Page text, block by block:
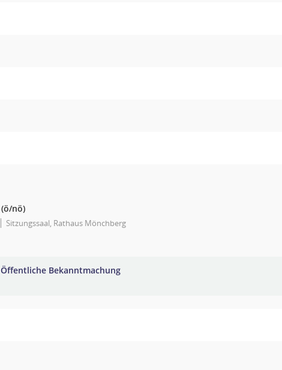
(ö/nö)
Sitzungssaal, Rathaus Mönchberg
Öffentliche Bekanntmachung